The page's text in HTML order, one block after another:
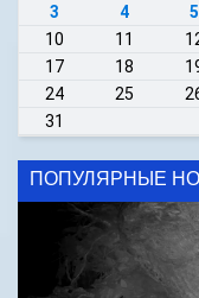
3
4 5
10
11
17
18
24
25
31
ПОПУЛЯРНЫЕ